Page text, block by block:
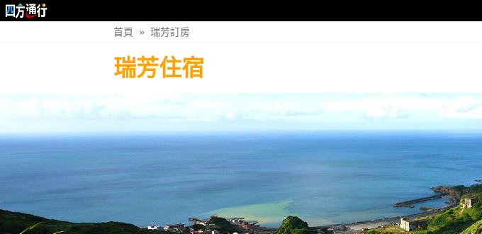
首頁 » 瑞芳訂房
瑞芳住宿